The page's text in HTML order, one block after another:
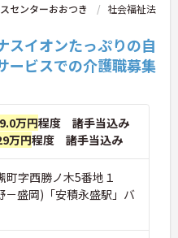
センターおおつき
社会福祉法
スイオンたっぷりの自
ービスでの介護職募集
万円程度 諸手当込み
万円程度 諸手当込み
町字西勝ノ木5番地１
－盛岡)「安積永盛駅」バ